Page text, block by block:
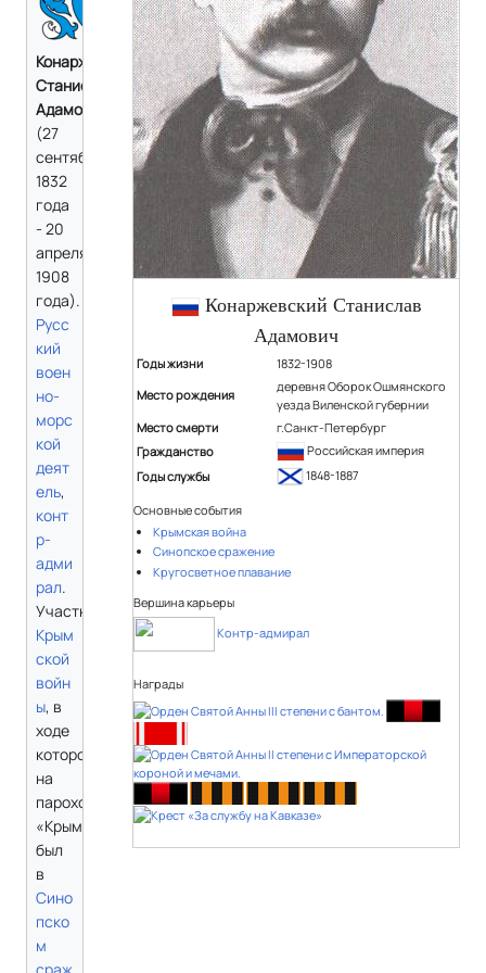
Конаржевский Станислав
Адамович
Годы жизни
1832-1908
Место рождения
деревня Оборок Ошмянского
уезда Виленской губернии
Место смерти
г.Санкт-Петербург
Гражданство
Российская империя
Годы службы
1848-1887
Основные события
Крымская война
Синопское сражение
Кругосветное плавание
Вершина карьеры
Контр-адмирал
Награды
Конаржевский
Станислав
Адамович
(27
сентября
1832
года
- 20
апреля
1908
года).
Русс
кий
воен
но-
морс
кой
деят
ель,
конт
р-
адми
рал.
Участник
Крым
ской
войн
ы, в
ходе
которой
на
пароходофрегате
«Крым»
был
в
Сино
пско
м